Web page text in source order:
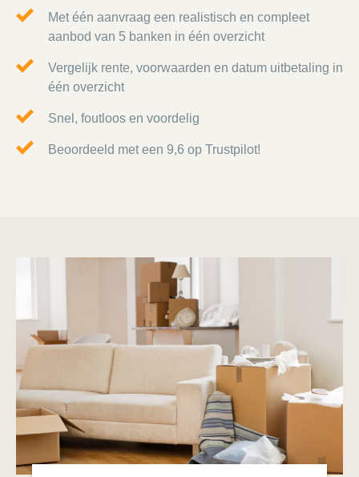
Met één aanvraag een realistisch en compleet
aanbod van 5 banken in één overzicht
Vergelijk rente, voorwaarden en datum uitbetaling in
één overzicht
Snel, foutloos en voordelig
Beoordeeld met een 9,6 op Trustpilot!